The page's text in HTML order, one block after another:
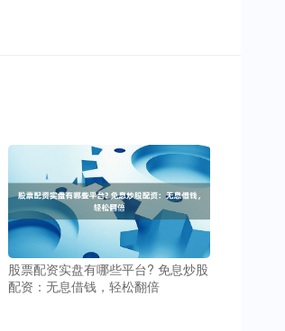
股票配资实盘有哪些平台? 免息炒股
配资：无息借钱，轻松翻倍